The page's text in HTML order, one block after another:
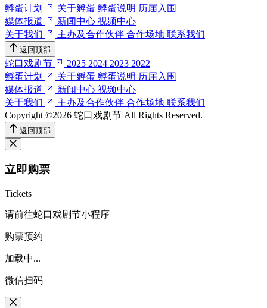
孵蛋计划
关于孵蛋 孵蛋说明 历届入围
媒体报道
新闻中心 视频中心
关于我们
主办及合作伙伴 合作场地 联系我们
返回顶部
蛇口戏剧节 2025 2024 2023 2022
孵蛋计划
关于孵蛋 孵蛋说明 历届入围
媒体报道
新闻中心 视频中心
关于我们
主办及合作伙伴 合作场地 联系我们
Copyright ©2026 蛇口戏剧节 All Rights Reserved.
返回顶部
立即购票
Tickets
请前往蛇口戏剧节小程序
购票预约
加载中...
微信扫码